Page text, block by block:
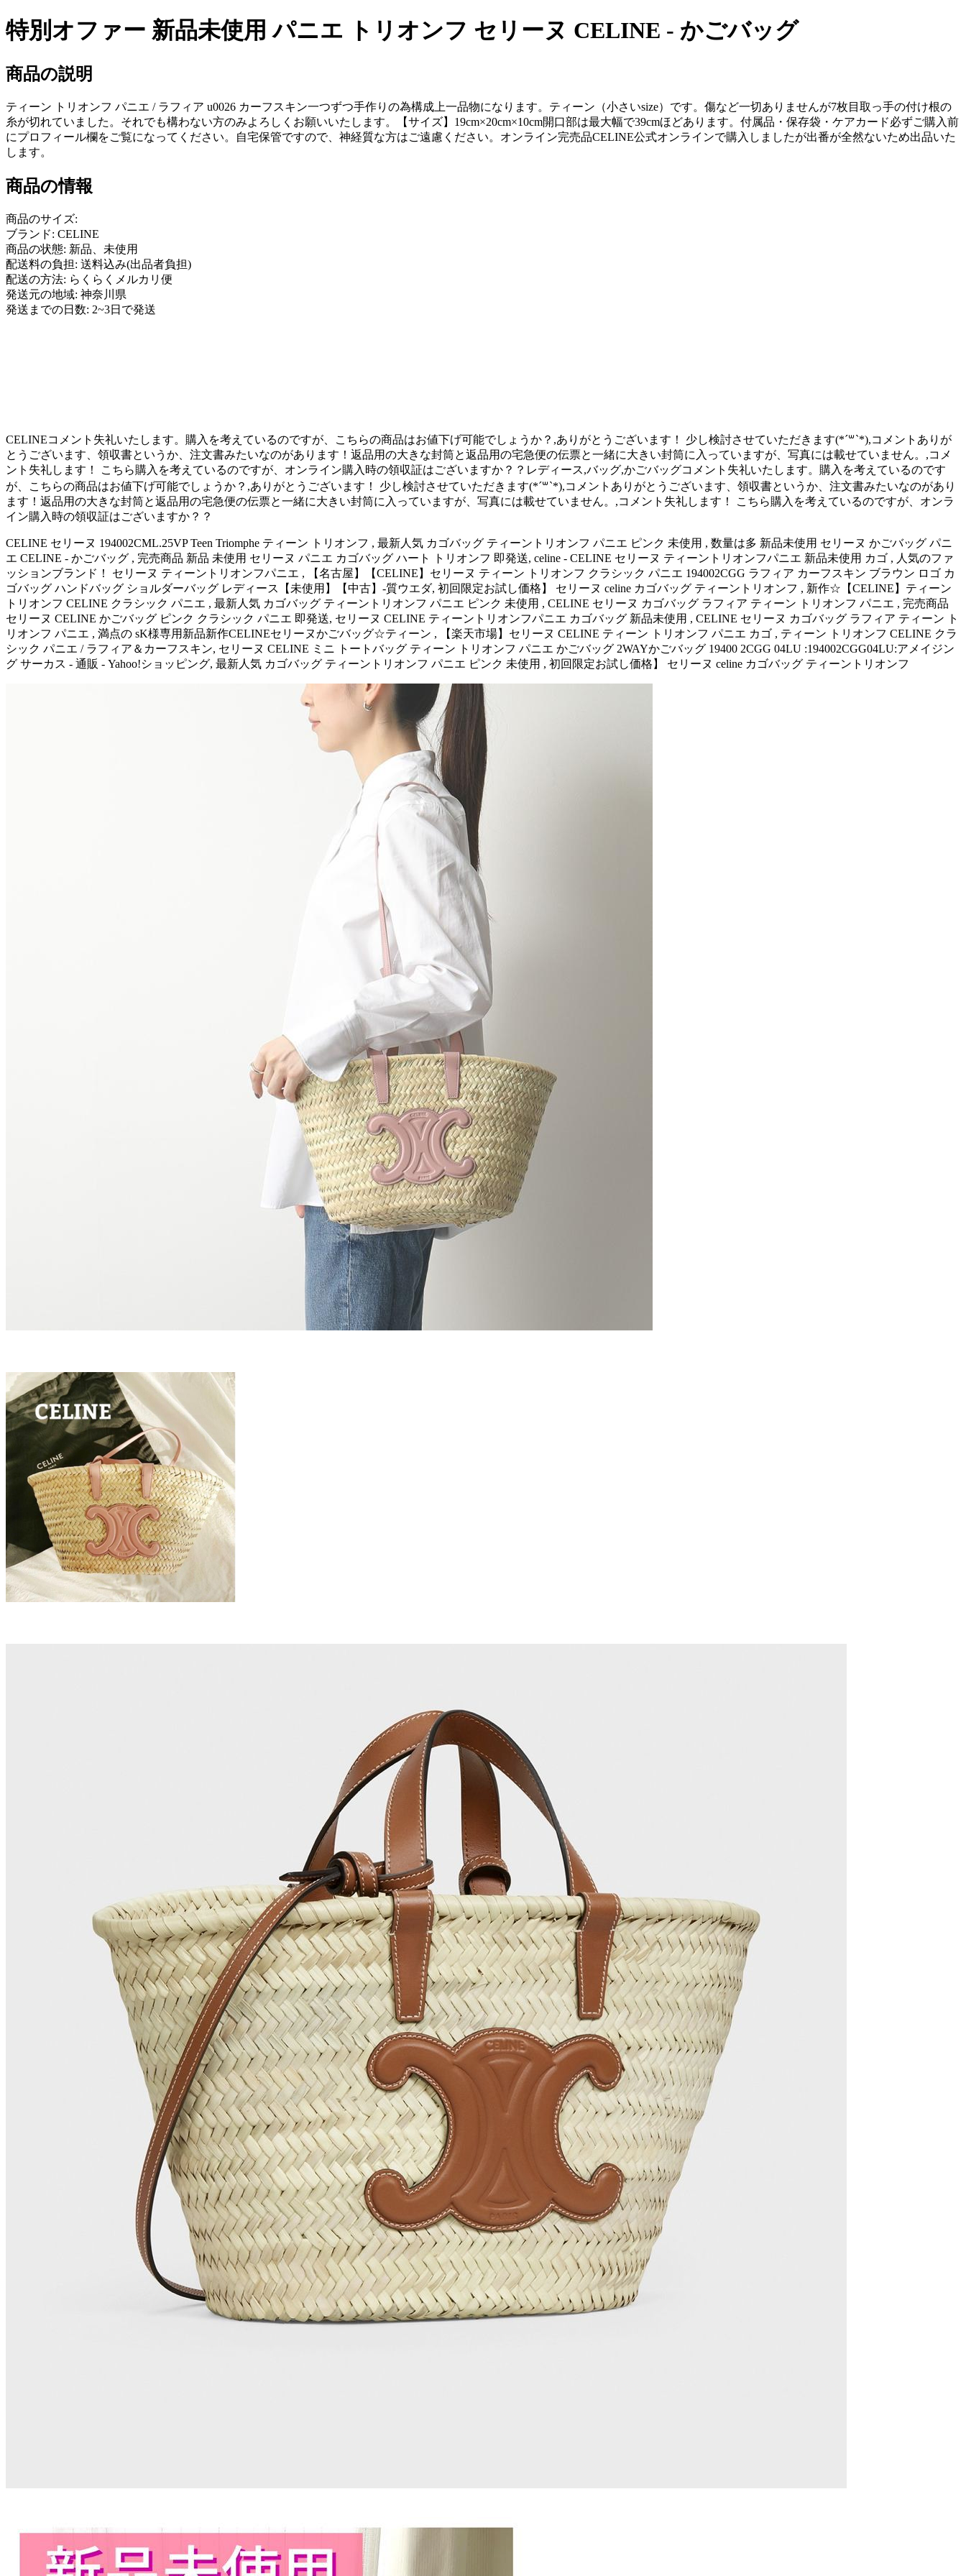
特別オファー 新品未使用 パニエ トリオンフ セリーヌ CELINE - かごバッグ
商品の説明
ティーン トリオンフ パニエ / ラフィア u0026 カーフスキン一つずつ手作りの為構成上一品物になります。ティーン（小さいsize）です。傷など一切ありませんが7枚目取っ手の付け根の
糸が切れていました。それでも構わない方のみよろしくお願いいたします。【サイズ】19cm×20cm×10cm開口部は最大幅で39cmほどあります。付属品・保存袋・ケアカード必ずご購入前
にプロフィール欄をご覧になってください。自宅保管ですので、神経質な方はご遠慮ください。オンライン完売品CELINE公式オンラインで購入しましたが出番が全然ないため出品いた
します。
商品の情報
商品のサイズ:
ブランド: CELINE
商品の状態: 新品、未使用
配送料の負担: 送料込み(出品者負担)
配送の方法: らくらくメルカリ便
発送元の地域: 神奈川県
発送までの日数: 2~3日で発送
CELINEコメント失礼いたします。購入を考えているのですが、こちらの商品はお値下げ可能でしょうか？,ありがとうございます！ 少し検討させていただきます(*´꒳`*),コメントありが
とうございます、領収書というか、注文書みたいなのがあります！返品用の大きな封筒と返品用の宅急便の伝票と一緒に大きい封筒に入っていますが、写真には載せていません。,コメ
ント失礼します！ こちら購入を考えているのですが、オンライン購入時の領収証はございますか？？レディース,バッグ,かごバッグコメント失礼いたします。購入を考えているのです
が、こちらの商品はお値下げ可能でしょうか？,ありがとうございます！ 少し検討させていただきます(*´꒳`*),コメントありがとうございます、領収書というか、注文書みたいなのがあり
ます！返品用の大きな封筒と返品用の宅急便の伝票と一緒に大きい封筒に入っていますが、写真には載せていません。,コメント失礼します！ こちら購入を考えているのですが、オンラ
イン購入時の領収証はございますか？？
CELINE セリーヌ 194002CML.25VP Teen Triomphe ティーン トリオンフ , 最新人気 カゴバッグ ティーントリオンフ パニエ ピンク 未使用 , 数量は多 新品未使用 セリーヌ かごバッグ パニ
エ CELINE - かごバッグ , 完売商品 新品 未使用 セリーヌ パニエ カゴバッグ ハート トリオンフ 即発送, celine - CELINE セリーヌ ティーントリオンフパニエ 新品未使用 カゴ , 人気のファ
ッションブランド！ セリーヌ ティーントリオンフパニエ , 【名古屋】【CELINE】セリーヌ ティーン トリオンフ クラシック パニエ 194002CGG ラフィア カーフスキン ブラウン ロゴ カ
ゴバッグ ハンドバッグ ショルダーバッグ レディース【未使用】【中古】-質ウエダ, 初回限定お試し価格】 セリーヌ celine カゴバッグ ティーントリオンフ , 新作☆【CELINE】ティーン
トリオンフ CELINE クラシック パニエ , 最新人気 カゴバッグ ティーントリオンフ パニエ ピンク 未使用 , CELINE セリーヌ カゴバッグ ラフィア ティーン トリオンフ パニエ , 完売商品
セリーヌ CELINE かごバッグ ピンク クラシック パニエ 即発送, セリーヌ CELINE ティーントリオンフパニエ カゴバッグ 新品未使用 , CELINE セリーヌ カゴバッグ ラフィア ティーン ト
リオンフ パニエ , 満点の sK様専用新品新作CELINEセリーヌかごバッグ☆ティーン , 【楽天市場】セリーヌ CELINE ティーン トリオンフ パニエ カゴ , ティーン トリオンフ CELINE クラ
シック パニエ / ラフィア＆カーフスキン, セリーヌ CELINE ミニ トートバッグ ティーン トリオンフ パニエ かごバッグ 2WAYかごバッグ 19400 2CGG 04LU :194002CGG04LU:アメイジン
グ サーカス - 通販 - Yahoo!ショッピング, 最新人気 カゴバッグ ティーントリオンフ パニエ ピンク 未使用 , 初回限定お試し価格】 セリーヌ celine カゴバッグ ティーントリオンフ